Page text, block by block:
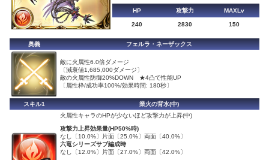
HP 攻撃力 MAXLv
240 2830 150
奥義 フェルラ・ネーザックス
敵に火属性6.0倍ダメージ
〔減衰値1,685,000ダメージ〕
敵の火属性防御20%DOWN ★4凸で性能UP
〔属性枠/成功率100%/効果時間: 180秒〕
スキル1
業火の背水(中)
火属性キャラのHPが少ないほど攻撃力が上昇(中)
攻撃力上昇効果量(HP50%時)
なし〔10.0%〕片面〔25.0%〕両面〔40.0%〕
六竜シリーズサブ編成時
なし〔12.0%〕片面〔27.0%〕両面〔42.0%〕